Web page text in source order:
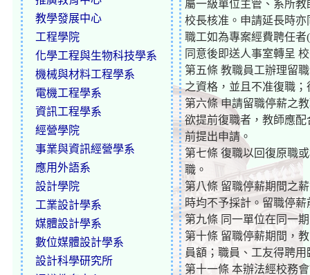
教學發展中心
工程學院
化學工程與生物科技學系
機械與材料工程學系
電機工程學系
資訊工程學系
經營學院
事業與資訊經營學系
應用外語系
設計學院
工業設計學系
媒體設計學系
數位媒體設計學系
設計科學研究所
屬一級單位主管、系所
校長核准。申請延長時亦
職工如為專案經費聘任
同意後即送人事室轉呈
第五條 教職員工辦理留
之資格，並且不准復職
第六條 申請留職停薪之
欲提前復職者，教師應
前提出申請。
第七條 復職以回復原職
職。
第八條 留職停薪期間之
時均不予採計。留職停
第九條 同一單位在同一
第十條 留職停薪期間，
員額；職員、工友得聘
第十一條 本辦法經校務